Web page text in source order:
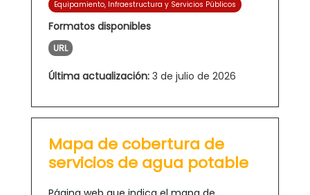
Equipamiento, Infraestructura y Servicios Públicos
Formatos disponibles
URL
Última actualización: 3 de julio de 2026
Mapa de cobertura de
servicios de agua potable